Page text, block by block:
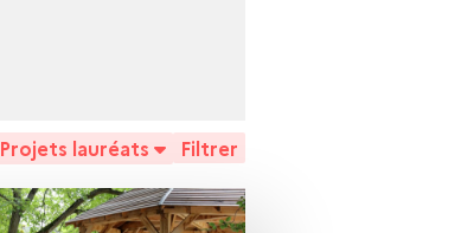
Projets lauréats Filtrer